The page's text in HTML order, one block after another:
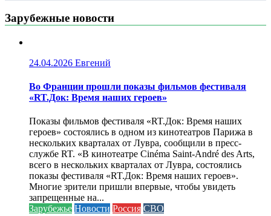
Зарубежные новости
24.04.2026 Евгений
Во Франции прошли показы фильмов фестиваля
«RT.Док: Время наших героев»
Показы фильмов фестиваля «RT.Док: Время наших
героев» состоялись в одном из кинотеатров Парижа в
нескольких кварталах от Лувра, сообщили в пресс-
службе RT. «В кинотеатре Cinéma Saint-André des Arts,
всего в нескольких кварталах от Лувра, состоялись
показы фестиваля «RT.Док: Время наших героев».
Многие зрители пришли впервые, чтобы увидеть
запрещенные на...
Зарубежье Новости Россия СВО